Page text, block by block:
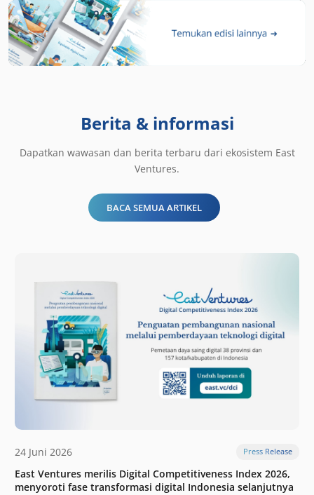
Berita & informasi
Dapatkan wawasan dan berita terbaru dari ekosistem East
Ventures.
BACA SEMUA ARTIKEL
24 Juni 2026 Press Release
East Ventures merilis Digital Competitiveness Index 2026,
menyoroti fase transformasi digital Indonesia selanjutnya